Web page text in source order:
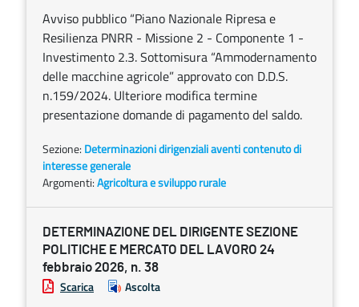
Avviso pubblico “Piano Nazionale Ripresa e
Resilienza PNRR - Missione 2 - Componente 1 -
Investimento 2.3. Sottomisura “Ammodernamento
delle macchine agricole” approvato con D.D.S.
n.159/2024. Ulteriore modifica termine
presentazione domande di pagamento del saldo.
Sezione: Determinazioni dirigenziali aventi contenuto di
interesse generale
Argomenti:Agricoltura e sviluppo rurale
DETERMINAZIONE DEL DIRIGENTE SEZIONE
POLITICHE E MERCATO DEL LAVORO 24
febbraio 2026, n. 38
Scarica Ascolta